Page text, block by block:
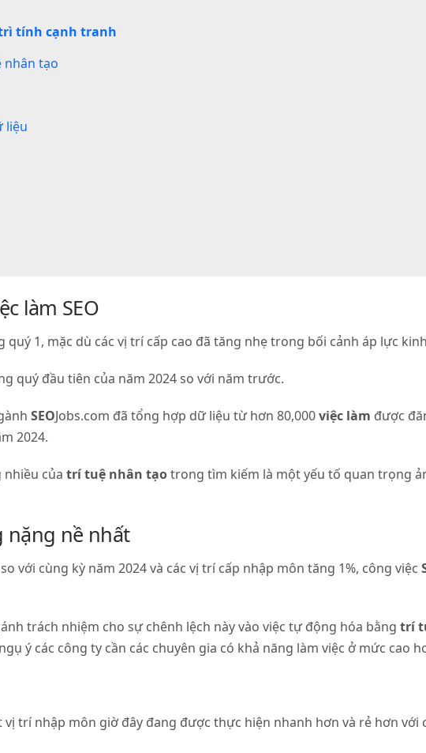
trì tính cạnh tranh
nhân tạo
liệu
làm SEO
quý 1, mặc dù các vị trí cấp cao đã tăng nhẹ trong bối cảnh áp lực
quý đầu tiên của năm 2024 so với năm trước.
SEOJobs.com đã tổng hợp dữ liệu từ hơn 80,000việc làm được
2024.
nhiều của trí tuệ nhân tạotrong tìm kiếm là một yếu tố quan trọng
nặng nề nhất
với cùng kỳ năm 2024 và các vị trí cấp nhập môn tăng 1%, công việc
trách nhiệm cho sự chênh lệch này vào việc tự động hóa bằng trí
ý các công ty cần các chuyên gia có khả năng làm việc ở mức cao
trí nhập môn giờ đây đang được thực hiện nhanh hơn và rẻ hơn với